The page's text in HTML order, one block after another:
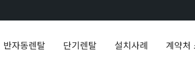
반자동렌탈 단기렌탈 설치사례 계약처